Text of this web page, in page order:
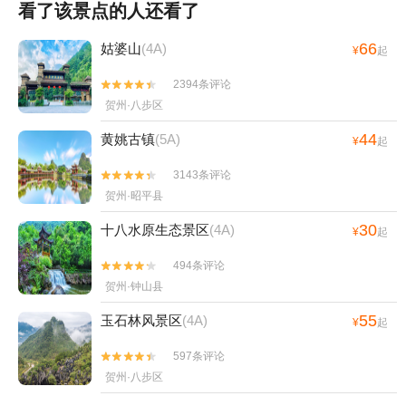
看了该景点的人还看了
姑婆山(4A) ¥66起


2394条评论
贺州·八步区
黄姚古镇(5A) ¥44起


3143条评论
贺州·昭平县
十八水原生态景区(4A) ¥30起


494条评论
贺州·钟山县
玉石林风景区(4A) ¥55起


597条评论
贺州·八步区